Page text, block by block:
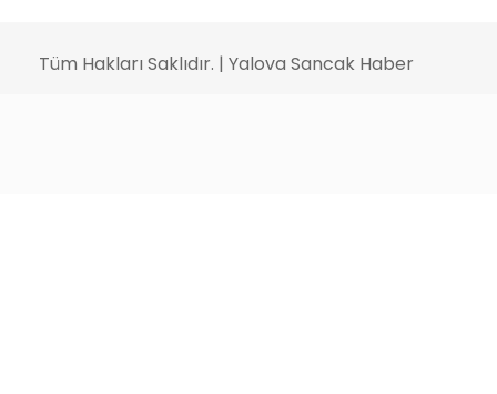
Tüm Hakları Saklıdır. | Yalova Sancak Haber